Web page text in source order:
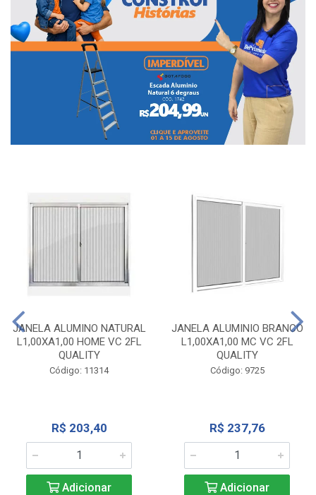
JANELA ALUMINO NATURAL
L1,00XA1,00 HOME VC 2FL
QUALITY
Código: 11314
R$ 203,40
Adicionar
JANELA ALUMINIO BRANCO
L1,00XA1,00 MC VC 2FL
QUALITY
Código: 9725
R$ 237,76
Adicionar